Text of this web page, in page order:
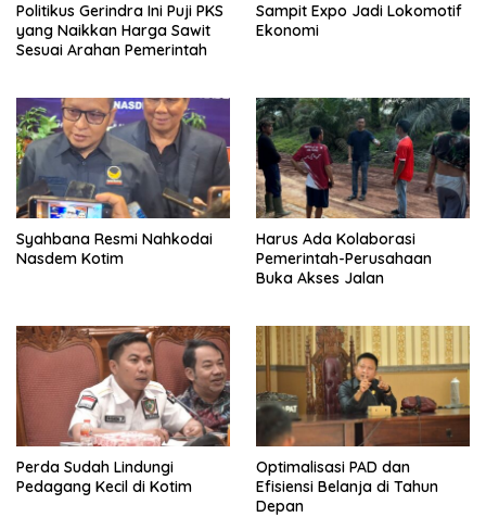
Politikus Gerindra Ini Puji PKS
yang Naikkan Harga Sawit
Sesuai Arahan Pemerintah
Sampit Expo Jadi Lokomotif
Ekonomi
Syahbana Resmi Nahkodai
Nasdem Kotim
Harus Ada Kolaborasi
Pemerintah-Perusahaan
Buka Akses Jalan
Perda Sudah Lindungi
Pedagang Kecil di Kotim
Optimalisasi PAD dan
Efisiensi Belanja di Tahun
Depan